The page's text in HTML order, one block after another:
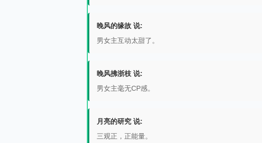
晚风的缘故 说:
男女主互动太甜了。
晚风拂浙枝 说:
男女主毫无CP感。
月亮的研究 说:
三观正，正能量。